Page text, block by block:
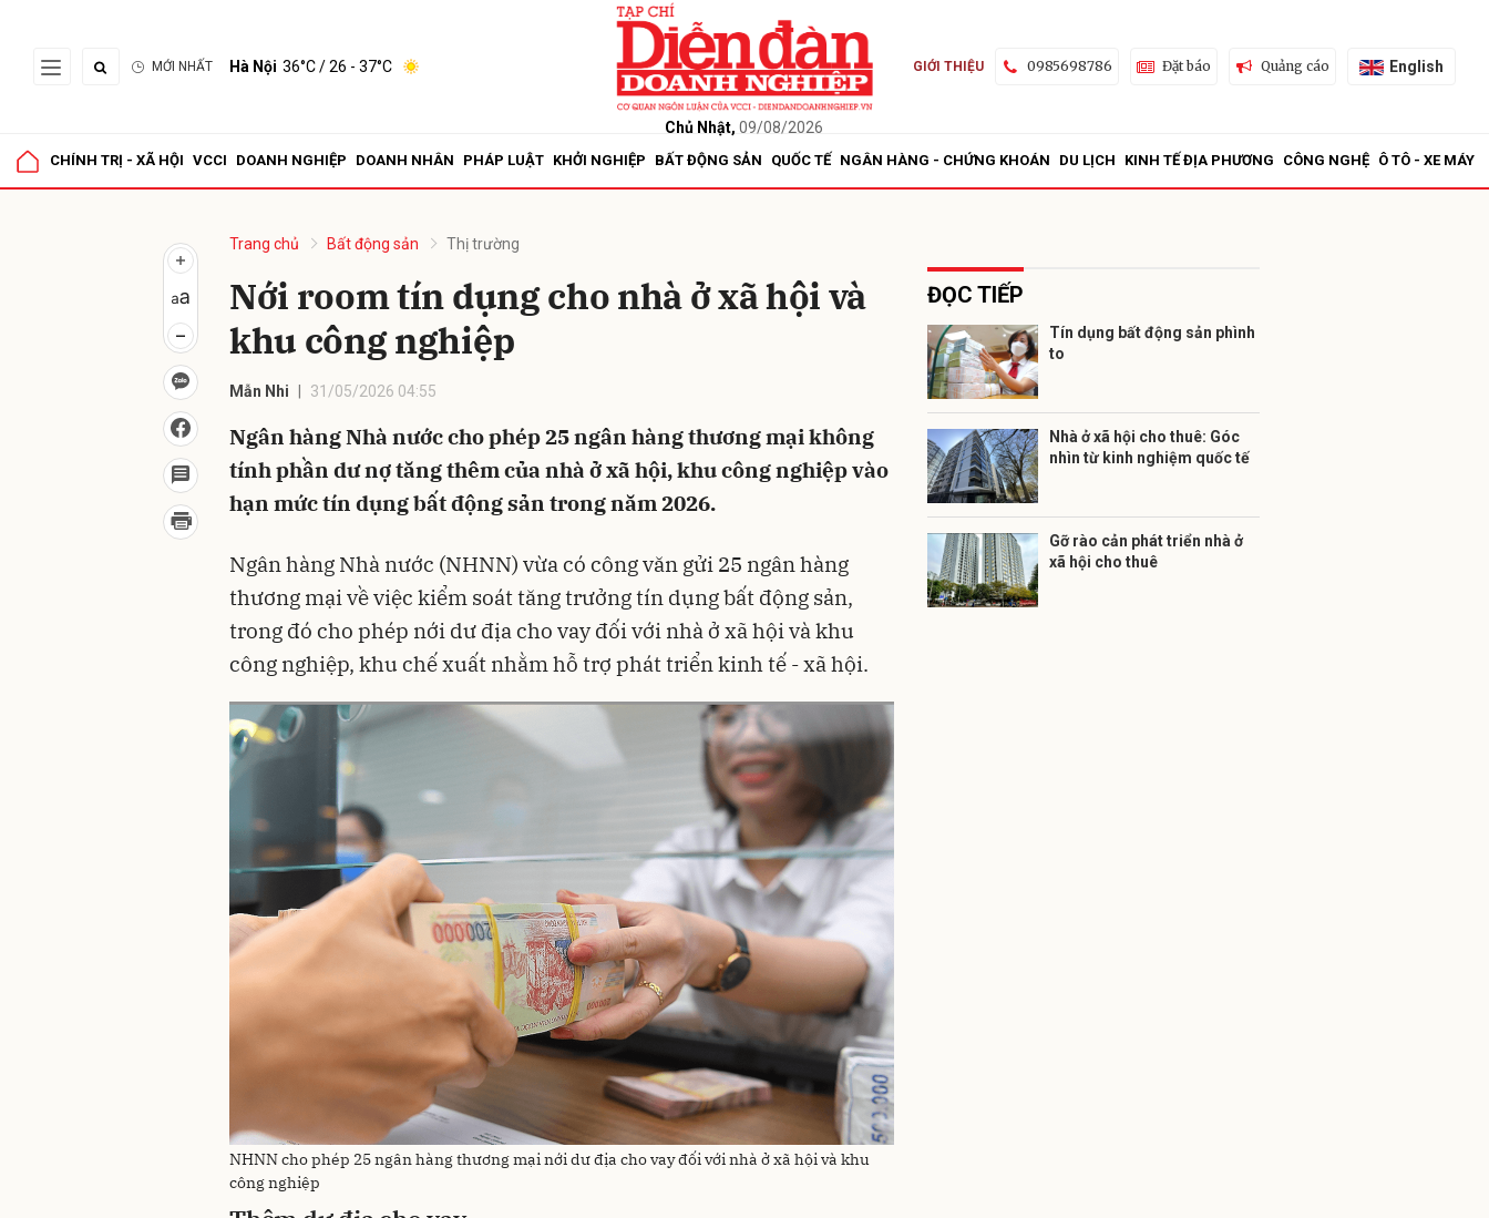
MỚI NHẤT Hà Nội 36°C/ 26 - 37°C
Chủ Nhật, 09/08/2026
GIỚI THIỆU 0985698786 Đặt báo Quảng cáo English
CHÍNH TRỊ - XÃ HỘI VCCI DOANH NGHIỆP DOANH NHÂN PHÁP LUẬT KHỞI NGHIỆP BẤT ĐỘNG SẢN QUỐC TẾ NGÂN HÀNG - CHỨNG KHOÁN DU LỊCH KINH TẾ ĐỊA PHƯƠNG CÔNG NGHỆ Ô TÔ - XE MÁY
Trang chủ Bất động sản Thị trường
Nới room tín dụng cho nhà ở xã hội và
khu công nghiệp
Mẫn Nhi 31/05/2026 04:55
Ngân hàng Nhà nước cho phép 25 ngân hàng thương mại không
tính phần dư nợ tăng thêm của nhà ở xã hội, khu công nghiệp vào
hạn mức tín dụng bất động sản trong năm 2026.
Ngân hàng Nhà nước (NHNN) vừa có công văn gửi 25 ngân hàng
thương mại về việc kiểm soát tăng trưởng tín dụng bất động sản,
trong đó cho phép nới dư địa cho vay đối với nhà ở xã hội và khu
công nghiệp, khu chế xuất nhằm hỗ trợ phát triển kinh tế - xã hội.
NHNN cho phép 25 ngân hàng thương mại nới dư địa cho vay đối với nhà ở xã hội và khu
công nghiệp
ĐỌC TIẾP
Tín dụng bất động sản phình
to
Nhà ở xã hội cho thuê: Góc
nhìn từ kinh nghiệm quốc tế
Gỡ rào cản phát triển nhà ở
xã hội cho thuê
Gửi